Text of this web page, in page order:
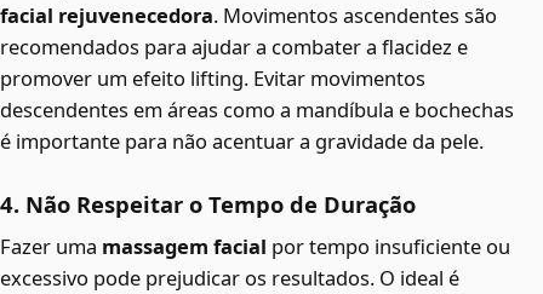
facial rejuvenecedora. Movimentos ascendentes são
recomendados para ajudar a combater a flacidez e
promover um efeito lifting. Evitar movimentos
descendentes em áreas como a mandíbula e bochechas
é importante para não acentuar a gravidade da pele.
4. Não Respeitar o Tempo de Duração
Fazer uma massagem facial por tempo insuficiente ou
excessivo pode prejudicar os resultados. O ideal é